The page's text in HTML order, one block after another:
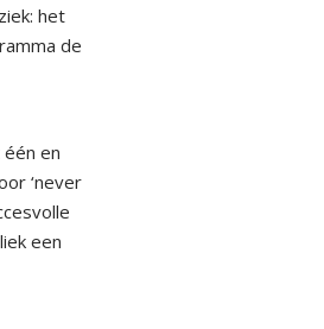
het
de
en
‘never
een